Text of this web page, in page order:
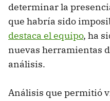
determinar la
que habría sido
destaca el equipo, ha
nuevas herramientas
análisis.
Análisis que permitió